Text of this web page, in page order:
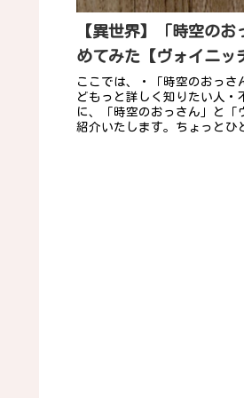
【異世界】「時空の
めてみた【ヴォイニッ
ここでは、・「時空のおっさ
どもっと詳しく知りたい人・
に、「時空のおっさん」と「
紹介いたします。ちょっとひ